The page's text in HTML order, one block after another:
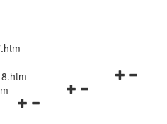
Navigationsmenü
Navigationsmenü